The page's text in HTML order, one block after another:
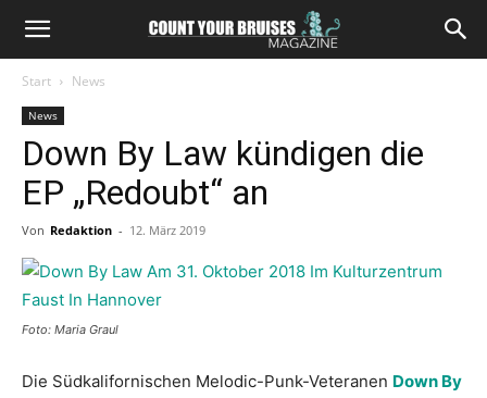
Start News
News
Down By Law kündigen die
EP „Redoubt“ an
Von Redaktion - 12. März 2019
Foto: Maria Graul
Die Südkalifornischen Melodic-Punk-Veteranen Down By